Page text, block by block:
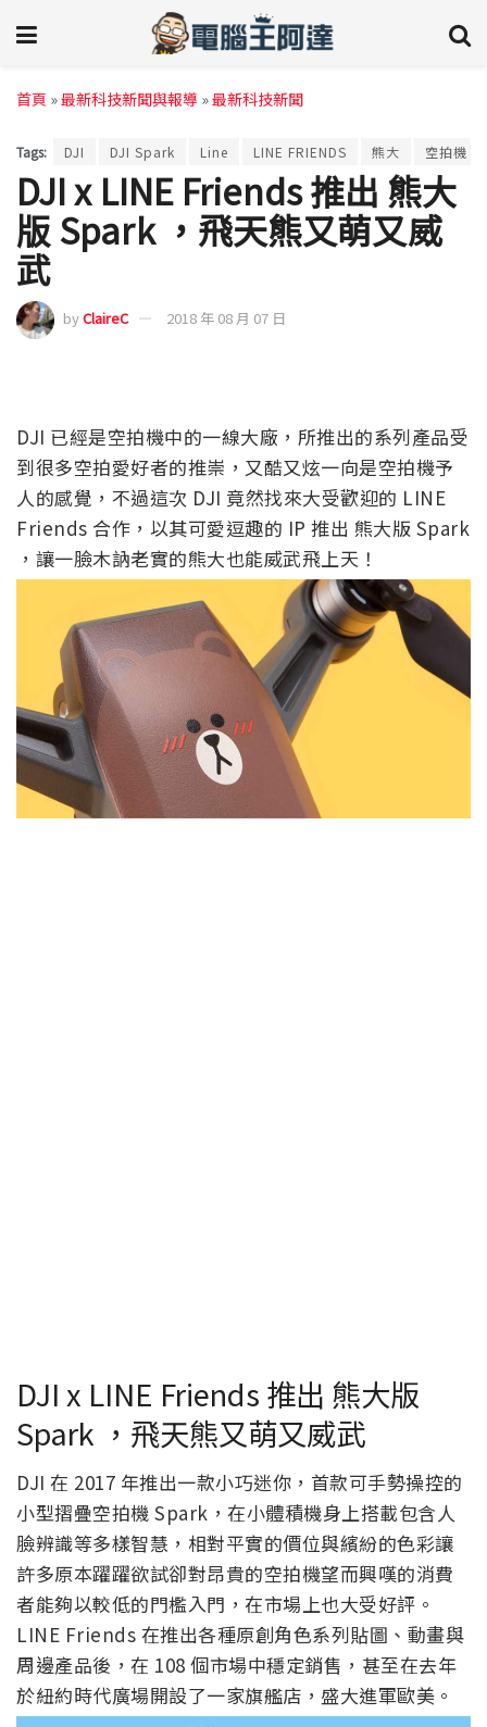
首頁 »最新科技新聞與報導 »最新科技新聞
Tags: DJI DJI Spark Line LINE FRIENDS 熊大 空拍機
DJI x LINE Friends 推出 熊大
版 Spark ，飛天熊又萌又威
武
byClaireC 2018 年 08 月 07 日
DJI 已經是空拍機中的一線大廠，所推出的系列產品受
到很多空拍愛好者的推崇，又酷又炫一向是空拍機予
人的感覺，不過這次 DJI 竟然找來大受歡迎的 LINE
Friends 合作，以其可愛逗趣的 IP 推出 熊大版 Spark
，讓一臉木訥老實的熊大也能威武飛上天！
DJI x LINE Friends 推出 熊大版
Spark ，飛天熊又萌又威武
DJI 在 2017 年推出一款小巧迷你，首款可手勢操控的
小型摺疊空拍機 Spark，在小體積機身上搭載包含人
臉辨識等多樣智慧，相對平實的價位與繽紛的色彩讓
許多原本躍躍欲試卻對昂貴的空拍機望而興嘆的消費
者能夠以較低的門檻入門，在市場上也大受好評。
LINE Friends 在推出各種原創角色系列貼圖、動畫與
周邊產品後，在 108 個市場中穩定銷售，甚至在去年
於紐約時代廣場開設了一家旗艦店，盛大進軍歐美。